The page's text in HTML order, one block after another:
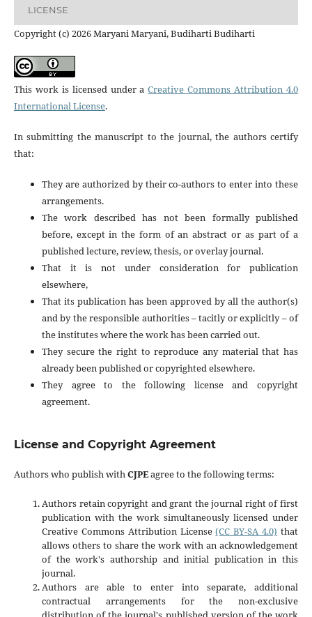
LICENSE
Copyright (c) 2026 Maryani Maryani, Budiharti Budiharti
This work is licensed under aCreative Commons Attribution 4.0
International License.
In submitting the manuscript to the journal, the authors certify
that:
They are authorized by their co-authors to enter into these
arrangements.
The work described has not been formally published
before, except in the form of an abstract or as part of a
published lecture, review, thesis, or overlay journal.
That it is not under consideration for publication
elsewhere,
That its publication has been approved by all the author(s)
and by the responsible authorities – tacitly or explicitly – of
the institutes where the work has been carried out.
They secure the right to reproduce any material that has
already been published or copyrighted elsewhere.
They agree to the following license and copyright
agreement.
License and Copyright Agreement
Authors who publish withCJPEagree to the following terms:
Authors retain copyright and grant the journal right of first
publication with the work simultaneously licensed under
Creative Commons Attribution License(CC BY-SA 4.0) that
allows others to share the work with an acknowledgement
of the work's authorship and initial publication in this
journal.
Authors are able to enter into separate, additional
contractual arrangements for the non-exclusive